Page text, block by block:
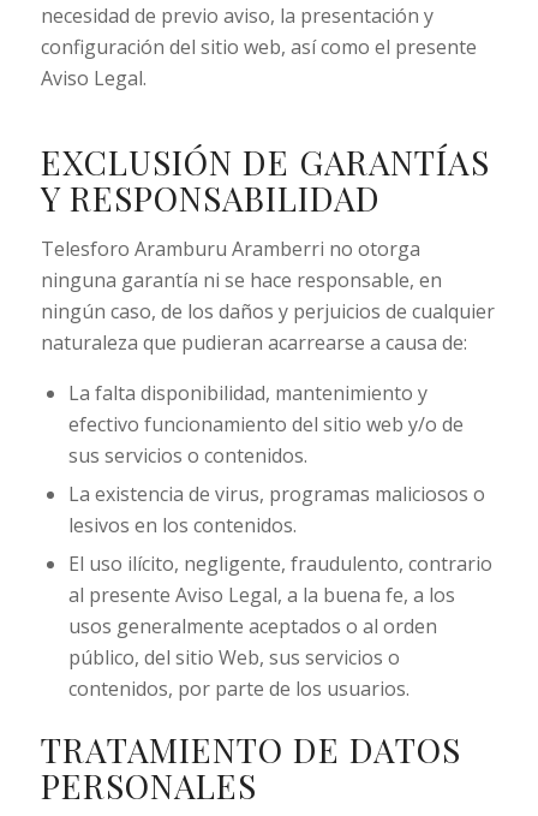
necesidad de previo aviso, la presentación y
configuración del sitio web, así como el presente
Aviso Legal.
EXCLUSIÓN DE GARANTÍAS
Y RESPONSABILIDAD
Telesforo Aramburu Aramberri no otorga
ninguna garantía ni se hace responsable, en
ningún caso, de los daños y perjuicios de cualquier
naturaleza que pudieran acarrearse a causa de:
La falta disponibilidad, mantenimiento y
efectivo funcionamiento del sitio web y/o de
sus servicios o contenidos.
La existencia de virus, programas maliciosos o
lesivos en los contenidos.
El uso ilícito, negligente, fraudulento, contrario
al presente Aviso Legal, a la buena fe, a los
usos generalmente aceptados o al orden
público, del sitio Web, sus servicios o
contenidos, por parte de los usuarios.
TRATAMIENTO DE DATOS
PERSONALES